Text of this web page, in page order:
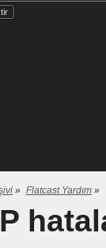
» Flatcast Yardım »